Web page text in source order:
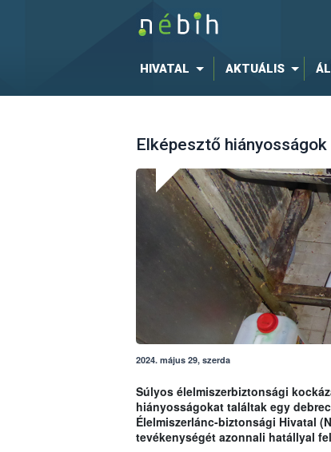
HIVATAL AKTUÁLIS
Elképesztő
2024. május 29, szerda
Súlyos élelmiszerbiztonsági
hiányosságokat találtak egy
Élelmiszerlánc-biztonsági Hivatal
tevékenységét azonnali hatállyal